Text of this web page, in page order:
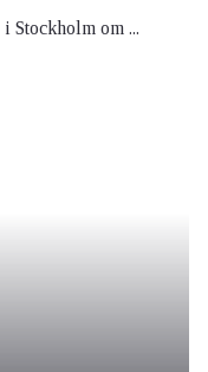
Stockholm om ...